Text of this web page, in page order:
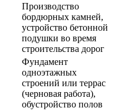
Производство
бордюрных камней,
устройство бетонной
подушки во время
строительства дорог
Фундамент
одноэтажных
строений или террас
(черновая работа),
обустройство полов